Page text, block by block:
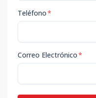
Teléfono*
Correo Electrónico*